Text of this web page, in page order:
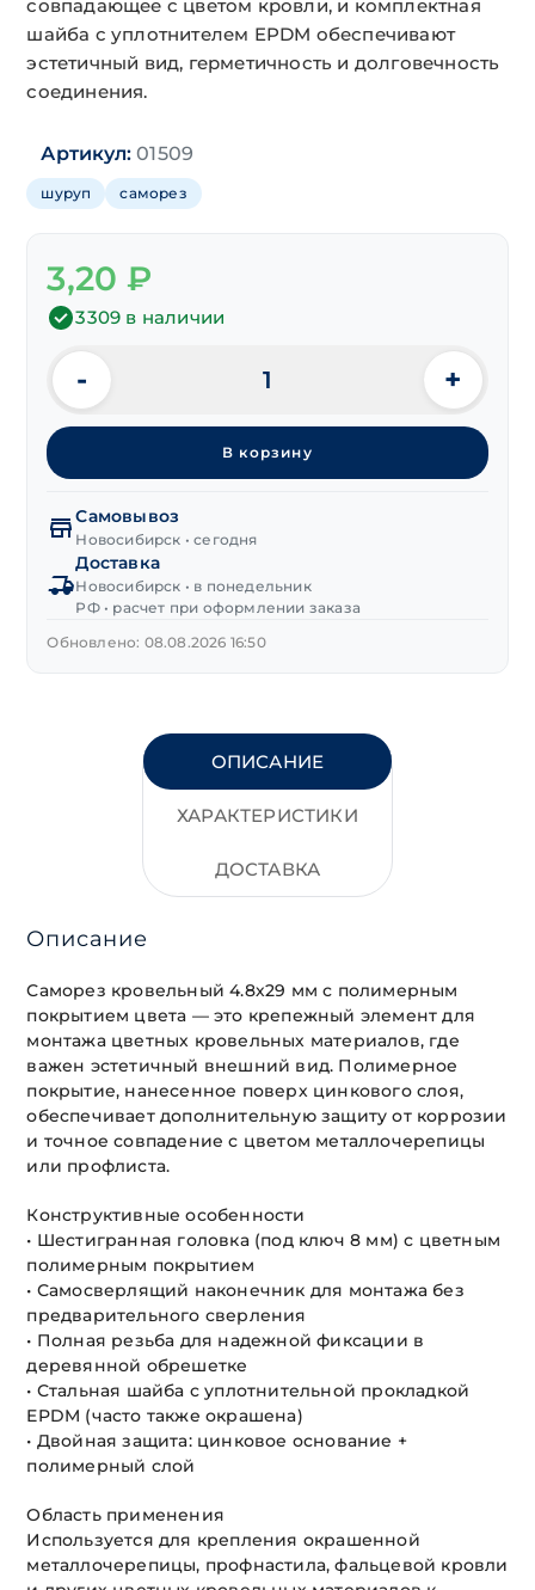
совпадающее с цветом кровли, и комплектная
шайба с уплотнителем EPDM обеспечивают
эстетичный вид, герметичность и долговечность
соединения.
Артикул: 01509
шуруп саморез
3,20₽
3309 в наличии
Количество
товара
Саморезы
кровел.
RAL3011
(красно-
корич.)
4,8х29 мм
- +
В корзину
Самовывоз
Новосибирск • сегодня
Доставка
Новосибирск • в понедельник
РФ • расчет при оформлении заказа
Обновлено: 08.08.2026 16:50
ОПИСАНИЕ
ХАРАКТЕРИСТИКИ
ДОСТАВКА
Описание
Саморез кровельный 4.8х29 мм с полимерным
покрытием цвета — это крепежный элемент для
монтажа цветных кровельных материалов, где
важен эстетичный внешний вид. Полимерное
покрытие, нанесенное поверх цинкового слоя,
обеспечивает дополнительную защиту от коррозии
и точное совпадение с цветом металлочерепицы
или профлиста.
Конструктивные особенности
• Шестигранная головка (под ключ 8 мм) с цветным
полимерным покрытием
• Самосверлящий наконечник для монтажа без
предварительного сверления
• Полная резьба для надежной фиксации в
деревянной обрешетке
• Стальная шайба с уплотнительной прокладкой
EPDM (часто также окрашена)
• Двойная защита: цинковое основание +
полимерный слой
Область применения
Используется для крепления окрашенной
металлочерепицы, профнастила, фальцевой кровли